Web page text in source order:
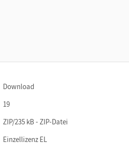
Download
19
ZIP/235 kB - ZIP-Datei
Einzellizenz EL